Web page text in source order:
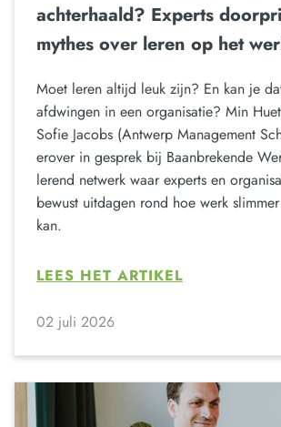
achterhaald? Experts
mythes over leren op het
Moet leren altijd leuk zijn? En kan je
afdwingen in een organisatie? Min
Sofie Jacobs (Antwerp Management
erover in gesprek bij Baanbrekende
lerend netwerk waar experts en
bewust uitdagen rond hoe werk
kan.
LEES HET ARTIKEL
02 juli 2026